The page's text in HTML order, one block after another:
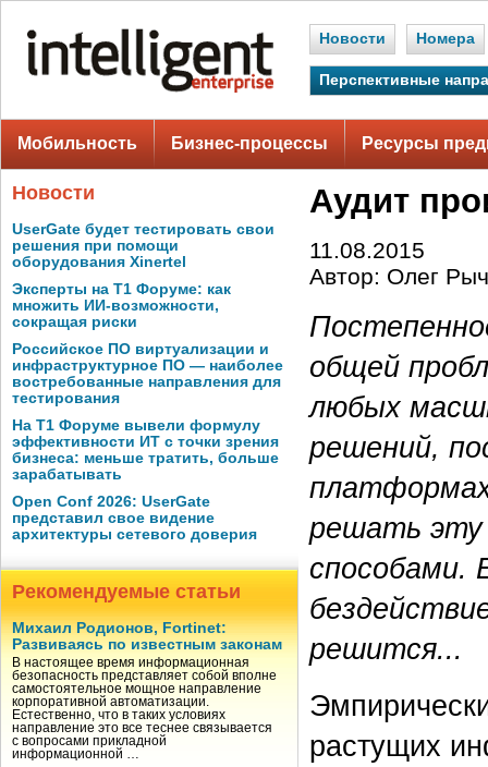
Новости Номера
Перспективные
Мобильность Бизнес-процессы Ресурсы
Новости
UserGate будет тестировать свои
решения при помощи
оборудования Xinertel
Эксперты на Т1 Форуме: как
множить ИИ-возможности,
сокращая риски
Российское ПО виртуализации и
инфраструктурное ПО — наиболее
востребованные направления для
тестирования
На Т1 Форуме вывели формулу
эффективности ИТ с точки зрения
бизнеса: меньше тратить, больше
зарабатывать
Open Conf 2026: UserGate
представил свое видение
архитектуры сетевого доверия
Рекомендуемые статьи
Михаил Родионов, Fortinet:
Развиваясь по известным законам
В настоящее время информационная
безопасность представляет собой вполне
самостоятельное мощное направление
корпоративной автоматизации.
Естественно, что в таких условиях
направление это все теснее связывается
с вопросами прикладной
информационной …
Аудит
11.08.2015
Автор: Олег
общей
любых
решений,
решать эту
способами.
решится...
растущих